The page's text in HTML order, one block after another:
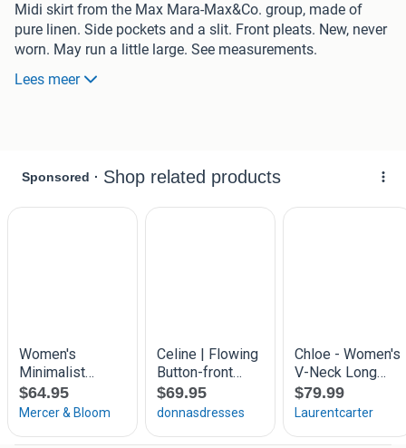
Midi skirt from the Max Mara-Max&Co. group, made of
pure linen. Side pockets and a slit. Front pleats. New, never
worn. May run a little large. See measurements.
Waist 80cm
Lees meer